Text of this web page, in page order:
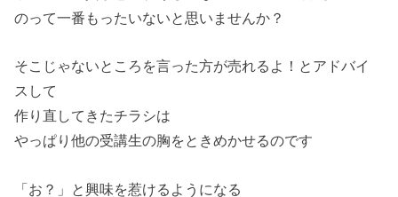
のって一番もったいないと思いませんか？
そこじゃないところを言った方が売れるよ！とアドバイ
スして
作り直してきたチラシは
やっぱり他の受講生の胸をときめかせるのです
「お？」と興味を惹けるようになる